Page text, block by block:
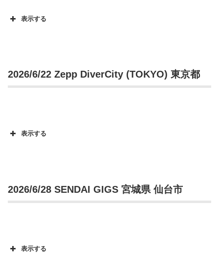
表示する
2026/6/22 Zepp DiverCity (TOKYO) 東京都
表示する
2026/6/28 SENDAI GIGS 宮城県 仙台市
表示する